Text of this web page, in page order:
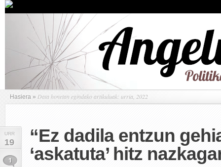
Hasiera » Data honetan egindako artikuluak: urria, 2022
URR
19
1
“Ez dadila entzun
‘askatuta’ hitz